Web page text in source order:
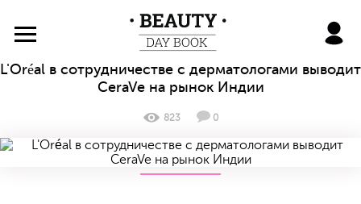
BeautyDayBook
L'Oréal в сотрудничестве с дерматологами выводит
CeraVe на рынок Индии
823 0